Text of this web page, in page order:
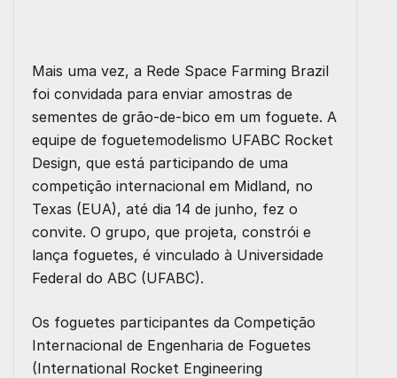
Mais uma vez, a Rede Space Farming Brazil
foi convidada para enviar amostras de
sementes de grão-de-bico em um foguete. A
equipe de foguetemodelismo UFABC Rocket
Design, que está participando de uma
competição internacional em Midland, no
Texas (EUA), até dia 14 de junho, fez o
convite. O grupo, que projeta, constrói e
lança foguetes, é vinculado à Universidade
Federal do ABC (UFABC).
Os foguetes participantes da Competição
Internacional de Engenharia de Foguetes
(International Rocket Engineering